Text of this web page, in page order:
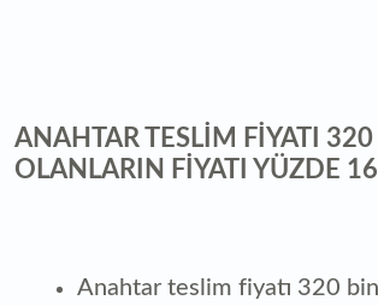
ANAHTAR TESLİM FİYATI 320
OLANLARIN FİYATI YÜZDE
Anahtar teslim fiyatı 320 bin